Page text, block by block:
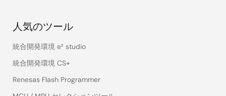
人気のツール
統合開発環境 e² studio
統合開発環境 CS+
Renesas Flash Programmer